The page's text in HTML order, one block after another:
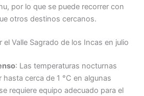
por lo que se puede recorrer con
otros destinos cercanos.
el Valle Sagrado de los Incas en julio
: Las temperaturas nocturnas
cerca de 1 °C en algunas
requiere equipo adecuado para el